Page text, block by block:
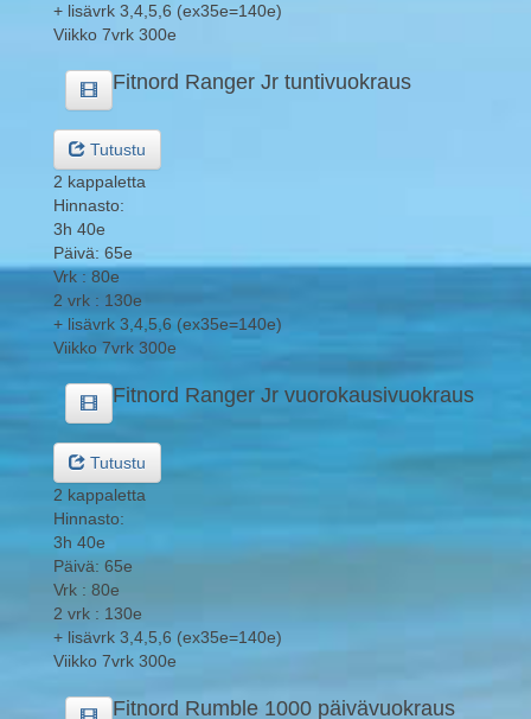
+ lisävrk 3,4,5,6 (ex35e=140e)
Viikko 7vrk 300e
Fitnord Ranger Jr tuntivuokraus
Tutustu
2 kappaletta
Hinnasto:
3h 40e
Päivä: 65e
Vrk : 80e
2 vrk : 130e
+ lisävrk 3,4,5,6 (ex35e=140e)
Viikko 7vrk 300e
Fitnord Ranger Jr vuorokausivuokraus
Tutustu
2 kappaletta
Hinnasto:
3h 40e
Päivä: 65e
Vrk : 80e
2 vrk : 130e
+ lisävrk 3,4,5,6 (ex35e=140e)
Viikko 7vrk 300e
Fitnord Rumble 1000 päivävuokraus